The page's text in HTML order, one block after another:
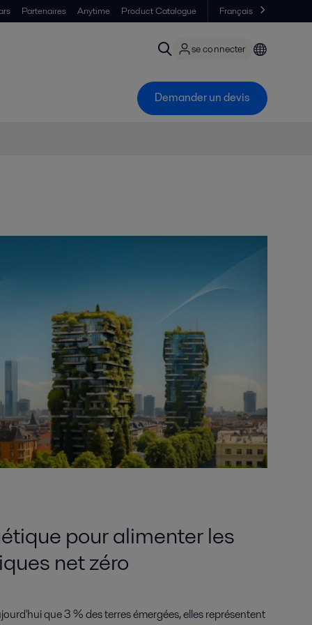
Partenaires Anytime Product Catalogue Français
se connecter
Demander un devis
pour alimenter les
net zéro
que 3 % des terres émergées, elles représentent